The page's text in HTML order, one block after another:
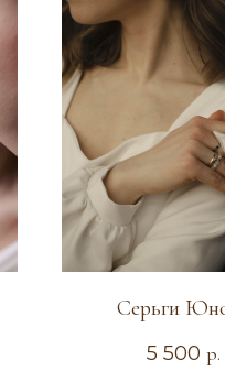
Серьги
5 500 р.